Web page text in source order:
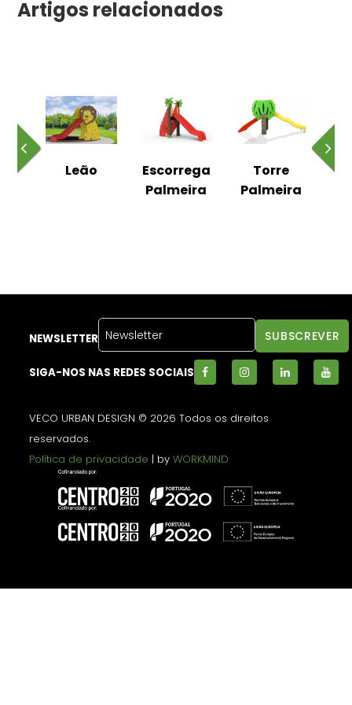
Artigos relacionados
Leão
Escorrega
Palmeira
Torre
Palmeira
NEWSLETTER
SIGA-NOS NAS REDES SOCIAIS
VECO URBAN DESIGN © 2026 Todos os direitos
reservados.
Política de privacidade | byWORKMIND